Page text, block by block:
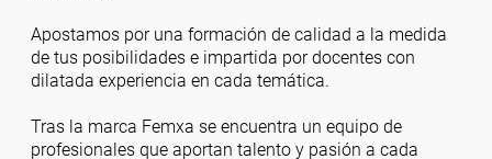
Apostamos por una formación de calidad a la medida
de tus posibilidades e impartida por docentes con
dilatada experiencia en cada temática.
Tras la marca Femxa se encuentra un equipo de
profesionales que aportan talento y pasión a cada